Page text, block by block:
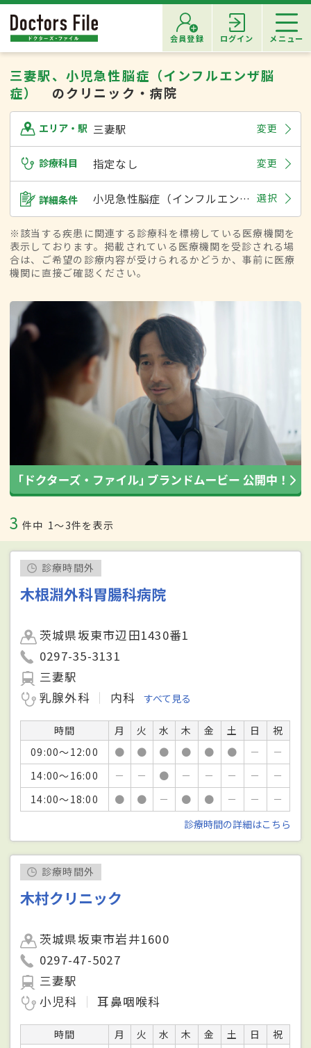
会員登録 ログイン メニュー
三妻駅、小児急性脳症（インフルエンザ脳
症） のクリニック・病院
エリア・駅 三妻駅 変更
診療科目 指定なし 変更
詳細条件 小児急性脳症（インフルエンザ脳症） 選択
※該当する疾患に関連する診療科を標榜している医療機関を
表示しております。掲載されている医療機関を受診される場
合は、ご希望の診療内容が受けられるかどうか、事前に医療
機関に直接ご確認ください。
3 件中 1〜3件を表示
診療時間外
木根淵外科胃腸科病院
茨城県坂東市辺田1430番1
0297-35-3131
三妻駅
乳腺外科
内科 すべて見る
時間 月 火 水 木 金 土 日
祝
09:00～12:00
● ● ● ● ● ● －
－
14:00～16:00
－ － ● － － － －
－
14:00～18:00
● ● － ● ● － －
－
診療時間の詳細はこちら
診療時間外
木村クリニック
茨城県坂東市岩井1600
0297-47-5027
三妻駅
小児科
耳鼻咽喉科
時間 月 火 水 木 金 土 日
祝